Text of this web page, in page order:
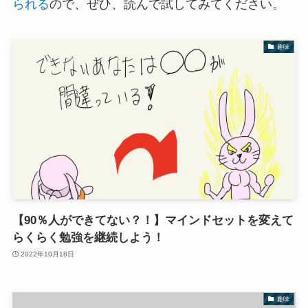
られるので、ぜひ、読んで試してみてください。
趣味
【90％人ができてない？！】マインドセットを変えて
らくらく勉強を継続しよう！
2022年10月18日
趣味